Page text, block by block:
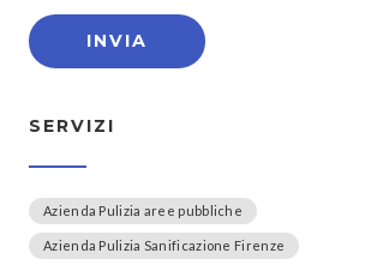
SERVIZI
Azienda Pulizia aree pubbliche
Azienda Pulizia Sanificazione Firenze